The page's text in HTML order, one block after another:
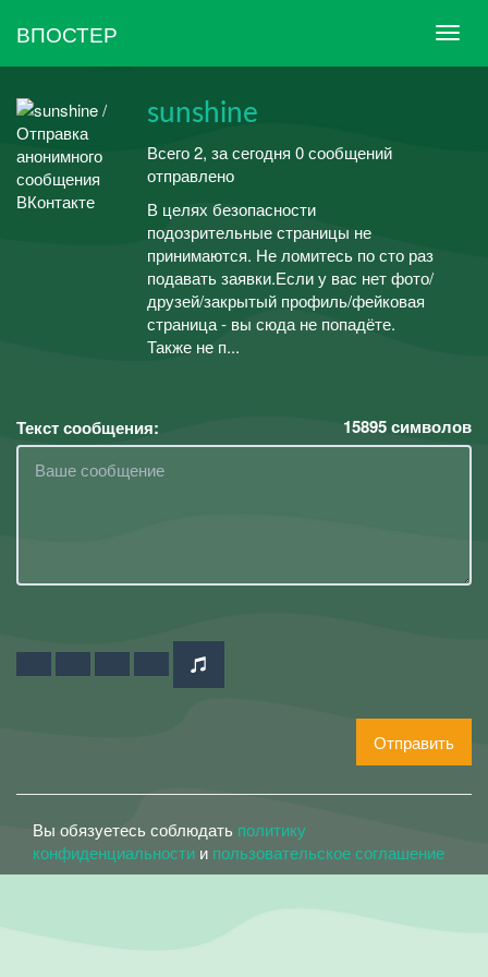
ВПОСТЕР
sunshine
Всего 2, за сегодня 0 сообщений
отправлено
В целях безопасности
подозрительные страницы не
принимаются. Не ломитесь по сто раз
подавать заявки.Если у вас нет фото/
друзей/закрытый профиль/фейковая
страница - вы сюда не попадёте.
Также не п...
Текст сообщения: 15895символов
Отправить
Вы обязуетесь соблюдать политику
конфиденциальности и пользовательское соглашение